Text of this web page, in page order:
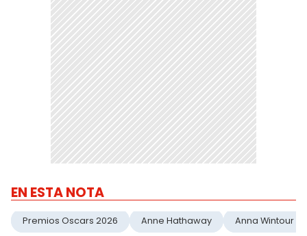
EN ESTA NOTA
Premios Oscars 2026 Anne Hathaway Anna Wintour